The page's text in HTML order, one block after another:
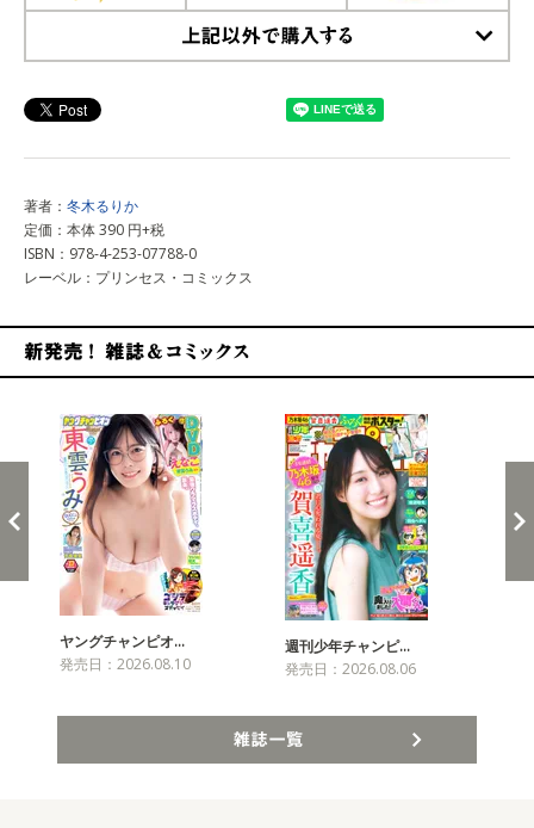
著者： 冬木るりか
定価：本体 390 円+税
ISBN：978-4-253-07788-0
レーベル：プリンセス・コミックス
ヤングチャンピオ…
発売日：2026.08.10
週刊少年チャンピ…
発売日：2026.08.06